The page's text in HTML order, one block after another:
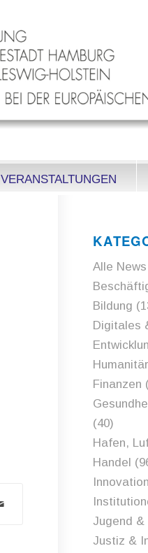
VERANSTALTUNGEN
Alle News
Bildung
Digitales
Finanzen
(40)
Hafen,
Handel
Innovation
Jugend &
Justiz &